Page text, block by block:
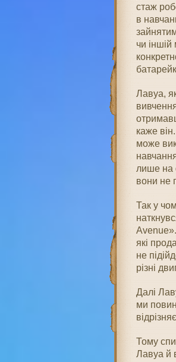
стаж
в
чи іншій
Лавуа,
каже
може
лише на
вони не
Так у
які
не
різні
Далі
ми
Тому
Лавуа й